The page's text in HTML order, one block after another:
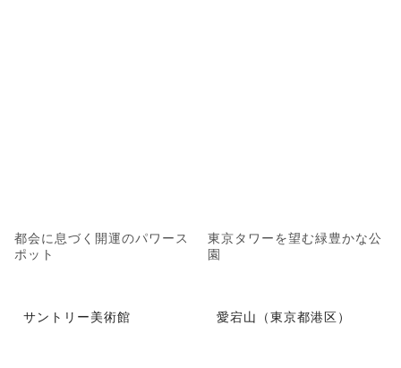
都会に息づく開運のパワース
ポット
東京タワーを望む緑豊かな公
園
サントリー美術館 愛宕山（東京都港区）